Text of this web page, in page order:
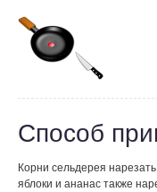
Способ
Корни сельдерея
яблоки и ананас также